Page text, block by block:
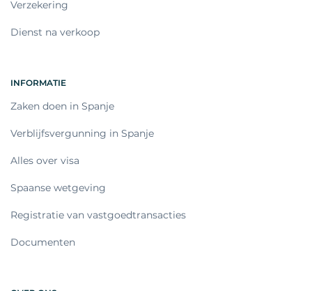
Verzekering
Dienst na verkoop
INFORMATIE
Zaken doen in Spanje
Verblijfsvergunning in Spanje
Alles over visa
Spaanse wetgeving
Registratie van vastgoedtransacties
Documenten